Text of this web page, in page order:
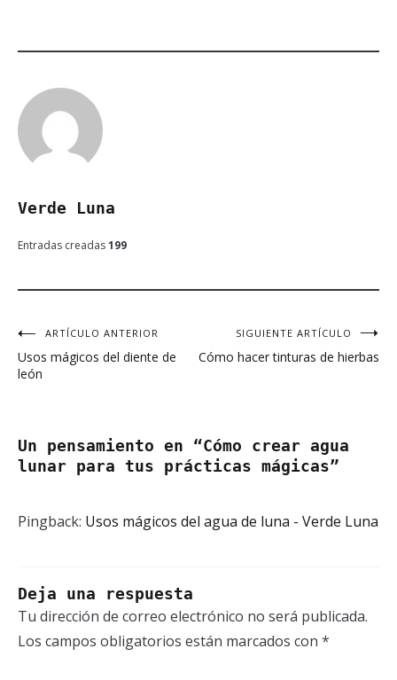
LUNA
Verde Luna
Entradas creadas199
Navegación
de
ARTÍCULO ANTERIOR
Usos mágicos del diente de
león
SIGUIENTE ARTÍCULO
Cómo hacer tinturas de hierbas
Un pensamiento en “Cómo crear agua
lunar para tus prácticas mágicas”
Pingback: Usos mágicos del agua de luna - Verde Luna
Deja una respuesta
Tu dirección de correo electrónico no será publicada.
Los campos obligatorios están marcados con *